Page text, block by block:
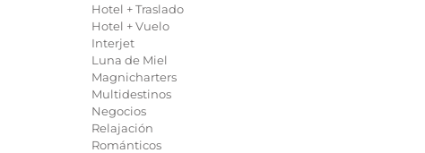
Hotel + Traslado
Hotel + Vuelo
Interjet
Luna de Miel
Magnicharters
Multidestinos
Negocios
Relajación
Románticos